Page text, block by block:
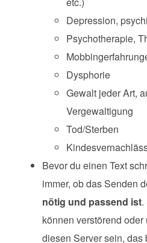
Depression,
Psychotherapie,
Dysphorie
Gewalt jeder Art,
Vergewaltigung
Tod/Sterben
Bevor du einen Text
immer, ob das Senden
nötig und passend ist.
können verstörend
diesen Server sein, das